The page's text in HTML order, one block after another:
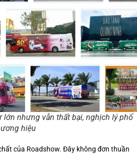
lớn nhưng vẫn thất bại, nghịch lý phổ
hiệu
của Roadshow. Đây không đơn thuần